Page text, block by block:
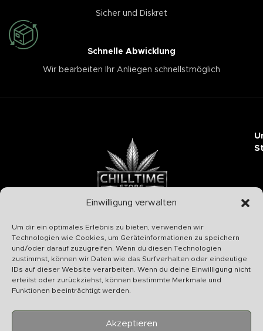
Einwilligung verwalten
Um dir ein optimales Erlebnis zu bieten, verwenden wir
Technologien wie Cookies, um Geräteinformationen zu speichern
und/oder darauf zuzugreifen. Wenn du diesen Technologien
zustimmst, können wir Daten wie das Surfverhalten oder eindeutige
IDs auf dieser Website verarbeiten. Wenn du deine Einwilligung nicht
erteilst oder zurückziehst, können bestimmte Merkmale und
Funktionen beeinträchtigt werden.
Akzeptieren
Sicher und Diskret
Schnelle Abwicklung
Wir bearbeiten Ihr Anliegen schnellstmöglich
Chilltime Store
07331 4577974
Info@chilltime.de
Bahnhofstr. 19 73312 Geislingen